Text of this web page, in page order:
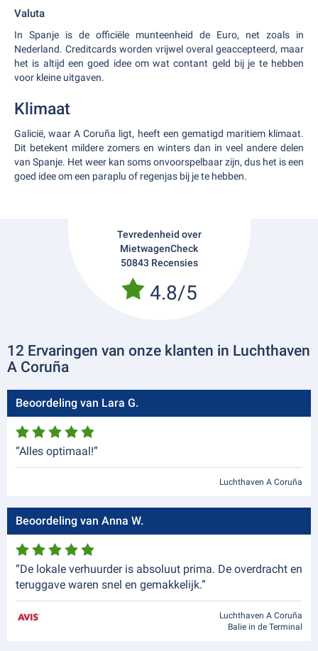
Valuta
In Spanje is de officiële munteenheid de Euro, net zoals in
Nederland. Creditcards worden vrijwel overal geaccepteerd, maar
het is altijd een goed idee om wat contant geld bij je te hebben
voor kleine uitgaven.
Klimaat
Galicië, waar A Coruña ligt, heeft een gematigd maritiem klimaat.
Dit betekent mildere zomers en winters dan in veel andere delen
van Spanje. Het weer kan soms onvoorspelbaar zijn, dus het is een
goed idee om een paraplu of regenjas bij je te hebben.
Tevredenheid over
MietwagenCheck
50843 Recensies
4.8/5
12 Ervaringen van onze klanten in Luchthaven
A Coruña
Beoordeling van Lara G.
“Alles optimaal!”
Luchthaven A Coruña
Beoordeling van Anna W.
“De lokale verhuurder is absoluut prima. De overdracht en
teruggave waren snel en gemakkelijk.”
Luchthaven A Coruña
Balie in de Terminal